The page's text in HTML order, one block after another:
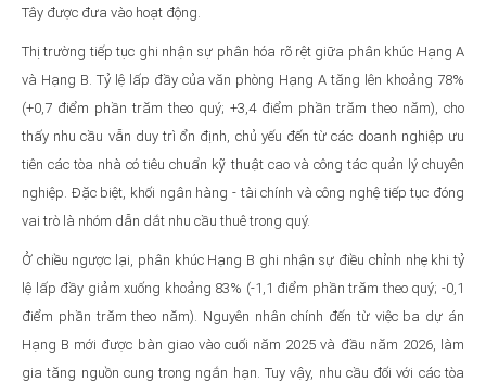
Tây được đưa vào hoạt động.
Thị trường tiếp tục ghi nhận sự phân hóa rõ rệt giữa phân khúc Hạng A
và Hạng B. Tỷ lệ lấp đầy của văn phòng Hạng A tăng lên khoảng 78%
(+0,7 điểm phần trăm theo quý; +3,4 điểm phần trăm theo năm), cho
thấy nhu cầu vẫn duy trì ổn định, chủ yếu đến từ các doanh nghiệp ưu
tiên các tòa nhà có tiêu chuẩn kỹ thuật cao và công tác quản lý chuyên
nghiệp. Đặc biệt, khối ngân hàng - tài chính và công nghệ tiếp tục đóng
vai trò là nhóm dẫn dắt nhu cầu thuê trong quý.
Ở chiều ngược lại, phân khúc Hạng B ghi nhận sự điều chỉnh nhẹ khi tỷ
lệ lấp đầy giảm xuống khoảng 83% (-1,1 điểm phần trăm theo quý; -0,1
điểm phần trăm theo năm). Nguyên nhân chính đến từ việc ba dự án
Hạng B mới được bàn giao vào cuối năm 2025 và đầu năm 2026, làm
gia tăng nguồn cung trong ngắn hạn. Tuy vậy, nhu cầu đối với các tòa